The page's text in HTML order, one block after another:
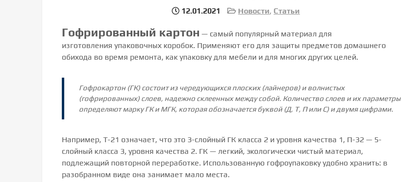
12.01.2021 Новости, Статьи
Гофрированный картон — самый популярный материал для
изготовления упаковочных коробок. Применяют его для защиты предметов домашнего
обихода во время ремонта, как упаковку для мебели и для многих других целей.
Гофрокартон (ГК) состоит из чередующихся плоских (лайнеров) и волнистых
(гофрированных) слоев, надежно склеенных между собой. Количество слоев и их параметры
определяют марку ГК и МГК, которая обозначается буквой (Д, Т, П или С) и двумя цифрами.
Например, Т-21 означает, что это 3-слойный ГК класса 2 и уровня качества 1, П-32 — 5-
слойный класса 3, уровня качества 2. ГК — легкий, экологически чистый материал,
подлежащий повторной переработке. Использованную гофроупаковку удобно хранить: в
разобранном виде она занимает мало места.